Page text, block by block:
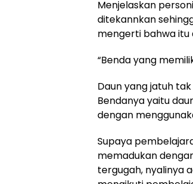
Menjelaskan
ditekannkan
mengerti bahwa itu
“Benda yang
Daun yang jatuh
Bendanya yaitu
dengan
Supaya
memadukan
tergugah, nyalinya